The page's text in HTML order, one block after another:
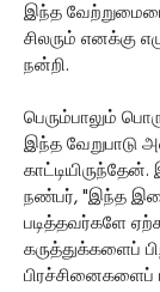
இந்த
சிலரும் எனக்கு
நன்றி.
பெரும்பாலும்
இந்த வேறுபாடு
நண்பர், "இந்த
படித்தவர்களே
கருத்துக்களைப்
பிரச்சினைகளைப்